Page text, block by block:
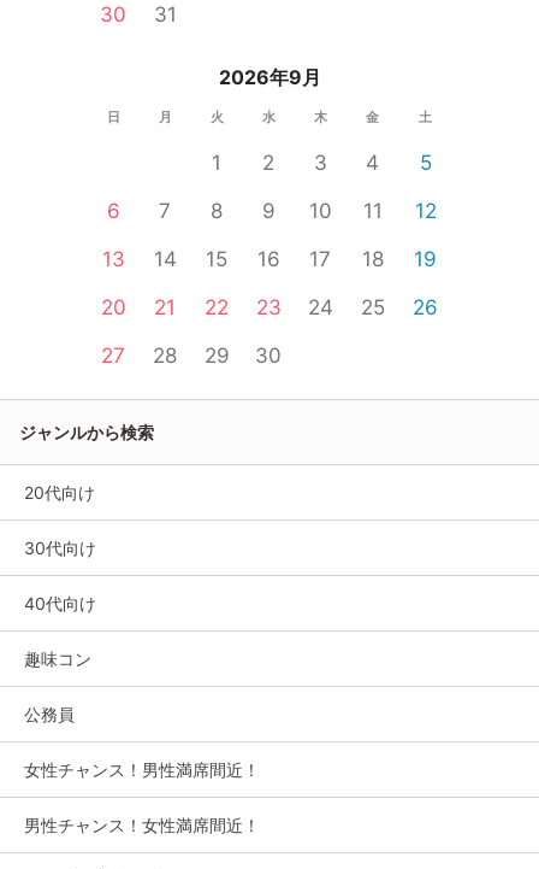
30
31
2026年9月
日 月 火 水 木 金 土
1 2 3 4
5
6
7 8 9 10 11
12
13
14 15 16 17 18
19
20
21 22 23 24 25
26
27
28 29 30
ジャンルから検索
20代向け
30代向け
40代向け
趣味コン
公務員
女性チャンス！男性満席間近！
男性チャンス！女性満席間近！